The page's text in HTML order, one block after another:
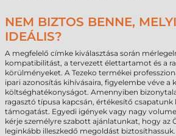
NEM BIZTOS BENNE,
IDEÁLIS?
A megfelelő címke kiválasztása során
kompatibilitást, a tervezett élettartamot és a
körülményeket. A Tezeko termékei
ipari azonosítás kihívásaira, figyelembe véve a
költséghatékonyságot. Amennyiben
ragasztó típusa kapcsán, értékesítő csapatunk
támogatást. Egyedi igények vagy nagy
kérje személyre szabott ajánlatunkat, hogy az
leginkább illeszkedő megoldást biztosíthassuk.